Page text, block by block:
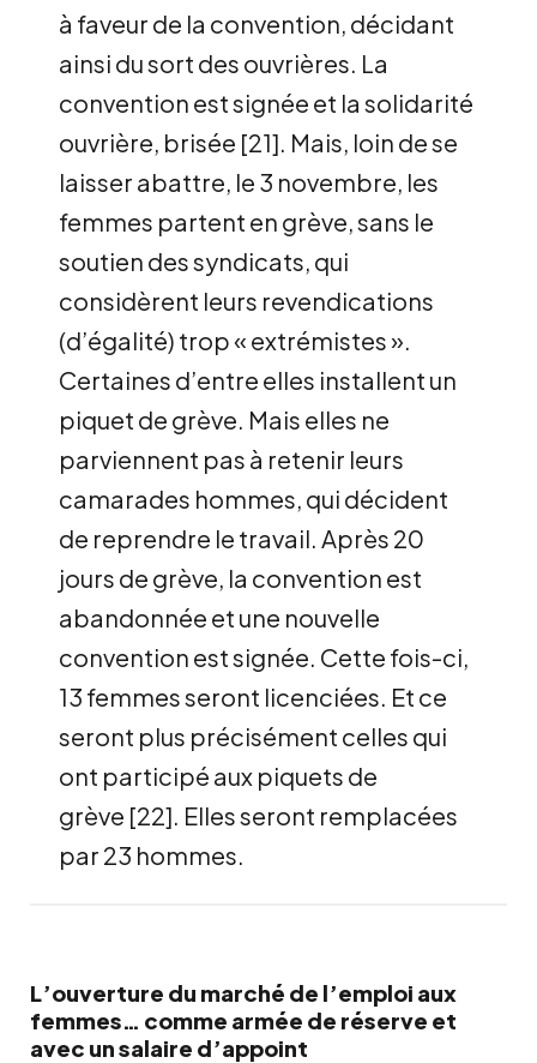
à faveur de la convention, décidant
ainsi du sort des ouvrières. La
convention est signée et la solidarité
ouvrière, brisée [21]. Mais, loin de se
laisser abattre, le 3 novembre, les
femmes partent en grève, sans le
soutien des syndicats, qui
considèrent leurs revendications
(d’égalité) trop « extrémistes ».
Certaines d’entre elles installent un
piquet de grève. Mais elles ne
parviennent pas à retenir leurs
camarades hommes, qui décident
de reprendre le travail. Après 20
jours de grève, la convention est
abandonnée et une nouvelle
convention est signée. Cette fois-ci,
13 femmes seront licenciées. Et ce
seront plus précisément celles qui
ont participé aux piquets de
grève [22]. Elles seront remplacées
par 23 hommes.
L’ouverture du marché de l’emploi aux
femmes… comme armée de réserve et
avec un salaire d’appoint